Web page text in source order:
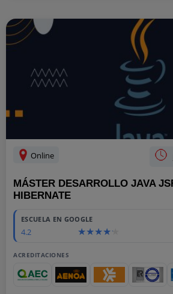
Online
MÁSTER DESARROLLO JAVA
HIBERNATE
ESCUELA EN GOOGLE
4.2
ACREDITACIONES